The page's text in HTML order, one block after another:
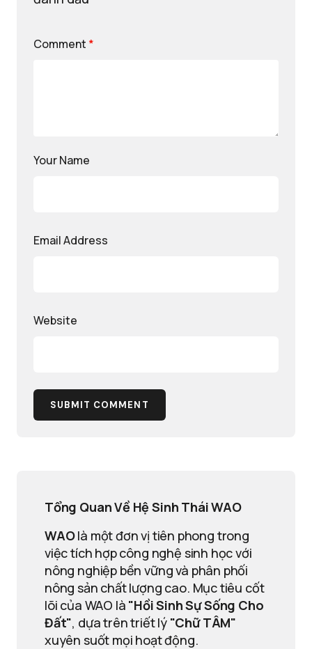
Comment *
Your Name
Email Address
Website
SUBMIT COMMENT
Tổng Quan Về Hệ Sinh Thái WAO
WAOlà một đơn vị tiên phong trong
việc tích hợp công nghệ sinh học với
nông nghiệp bền vững và phân phối
nông sản chất lượng cao. Mục tiêu cốt
lõi của WAO là "Hồi Sinh Sự Sống Cho
Đất", dựa trên triết lý "Chữ TÂM"
xuyên suốt mọi hoạt động.